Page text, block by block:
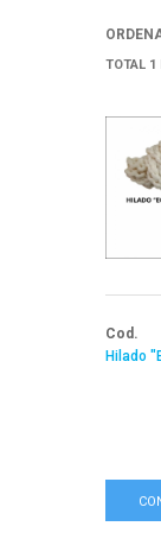
TOTAL 1
Cod.
Hilado